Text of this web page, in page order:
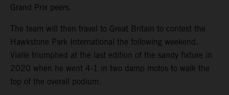
Grand Prix peers.
The team will then travel to Great Britain to contest the
Hawkstone Park International the following weekend.
Vialle triumphed at the last edition of the sandy fixture in
2020 when he went 4-1 in two damp motos to walk the
top of the overall podium.